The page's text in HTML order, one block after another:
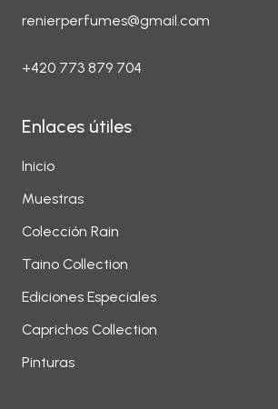
renierperfumes@gmail.com
+420 773 879 704
Enlaces útiles
Inicio
Muestras
Colección Rain
Taino Collection
Ediciones Especiales
Caprichos Collection
Pinturas